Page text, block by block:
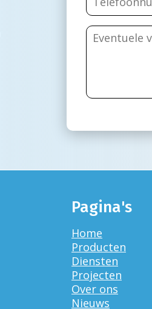
Pagina's
Home
Producten
Diensten
Projecten
Over ons
Nieuws